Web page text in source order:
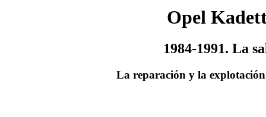
Opel
1984-1991. La
La reparación y la